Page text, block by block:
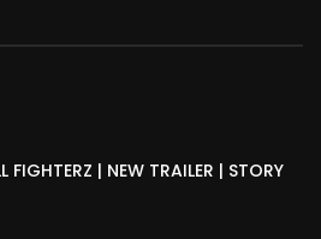
FIGHTERZ | NEW TRAILER | STORY